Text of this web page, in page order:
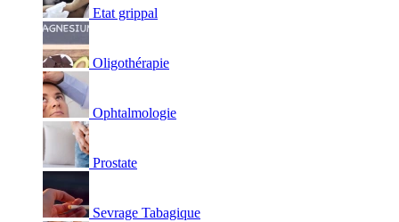
Etat grippal
Oligothérapie
Ophtalmologie
Prostate
Sevrage Tabagique